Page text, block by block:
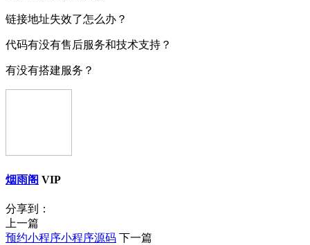
链接地址失效了怎么办？
代码有没有售后服务和技术支持？
有没有搭建服务？
烟雨阁 VIP
分享到：
上一篇
预约小程序小程序源码 下一篇